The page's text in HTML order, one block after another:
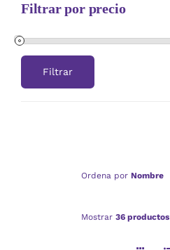
Filtrar por precio
Filtrar
Ordena por Nombre
Mostrar 36 productos